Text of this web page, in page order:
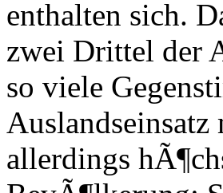
enthalten sich.
zwei Drittel der
so viele
allerdings